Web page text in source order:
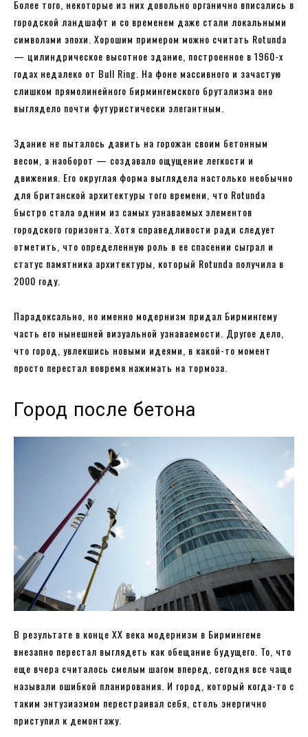
Более того, некоторые из них довольно органично вписались в
городской ландшафт и со временем даже стали локальными
символами эпохи. Хорошим примером можно считать Rotunda
— цилиндрическое высотное здание, построенное в 1960-х
годах недалеко от Bull Ring. На фоне массивного и зачастую
слишком прямолинейного бирмингемского брутализма оно
выглядело почти футуристически элегантным.
Здание не пыталось давить на горожан своим бетонным
весом, а наоборот — создавало ощущение легкости и
движения. Его округлая форма выглядела настолько необычно
для британской архитектуры того времени, что Rotunda
быстро стала одним из самых узнаваемых элементов
городского горизонта. Хотя справедливости ради следует
отметить, что определенную роль в ее спасении сыграл и
статус памятника архитектуры, который Rotunda получила в
2000 году.
Парадоксально, но именно модернизм придал Бирмингему
часть его нынешней визуальной узнаваемости. Другое дело,
что город, увлекшись новыми идеями, в какой-то момент
просто перестал вовремя нажимать на тормоза.
Город после бетона
В результате в конце XX века модернизм в Бирмингеме
внезапно перестал выглядеть как обещание будущего. То, что
еще вчера считалось смелым шагом вперед, сегодня все чаще
называли ошибкой планирования. И город, который когда-то с
таким энтузиазмом перестраивал себя, столь энергично
приступил к демонтажу.